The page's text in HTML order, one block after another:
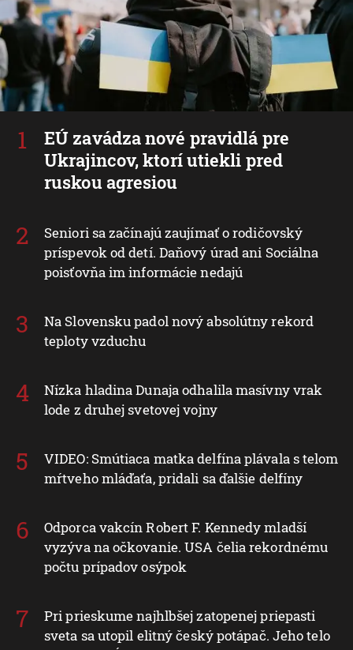
EÚ zavádza nové pravidlá pre
Ukrajincov, ktorí utiekli pred
ruskou agresiou
Seniori sa začínajú zaujímať o rodičovský
príspevok od detí. Daňový úrad ani Sociálna
poisťovňa im informácie nedajú
Na Slovensku padol nový absolútny rekord
teploty vzduchu
Nízka hladina Dunaja odhalila masívny vrak
lode z druhej svetovej vojny
VIDEO: Smútiaca matka delfína plávala s telom
mŕtveho mláďaťa, pridali sa ďalšie delfíny
Odporca vakcín Robert F. Kennedy mladší
vyzýva na očkovanie. USA čelia rekordnému
počtu prípadov osýpok
Pri prieskume najhlbšej zatopenej priepasti
sveta sa utopil elitný český potápač. Jeho telo